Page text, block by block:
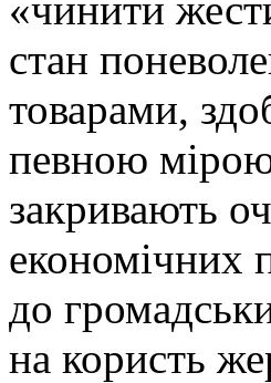
стан
товарами,
певною мірою
закривають
економічних
до
на користь